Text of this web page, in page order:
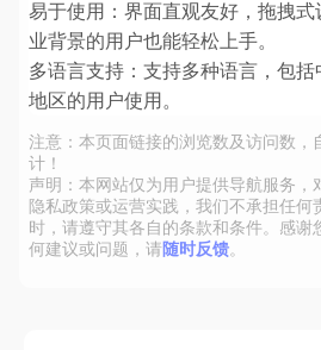
易于使用：界面直观友好，拖拽
业背景的用户也能轻松上手。
多语言支持：支持多种语言，包括
地区的用户使用。
注意：本页面链接的浏览数及访问数，
计！
声明：本网站仅为用户提供导航服务，
隐私政策或运营实践，我们不承担任何
时，请遵守其各自的条款和条件。感谢
何建议或问题，请随时反馈。